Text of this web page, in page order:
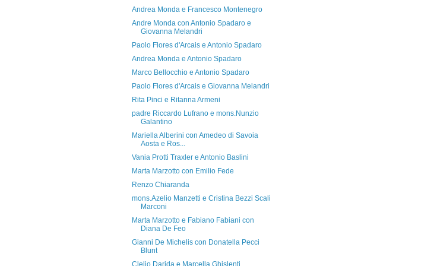
Andrea Monda e Francesco Montenegro
Andre Monda con Antonio Spadaro e
Giovanna Melandri
Paolo Flores d'Arcais e Antonio Spadaro
Andrea Monda e Antonio Spadaro
Marco Bellocchio e Antonio Spadaro
Paolo Flores d'Arcais e Giovanna Melandri
Rita Pinci e Ritanna Armeni
padre Riccardo Lufrano e mons.Nunzio
Galantino
Mariella Alberini con Amedeo di Savoia
Aosta e Ros...
Vania Protti Traxler e Antonio Baslini
Marta Marzotto con Emilio Fede
Renzo Chiaranda
mons.Azelio Manzetti e Cristina Bezzi Scali
Marconi
Marta Marzotto e Fabiano Fabiani con
Diana De Feo
Gianni De Michelis con Donatella Pecci
Blunt
Clelio Darida e Marcella Ghislenti